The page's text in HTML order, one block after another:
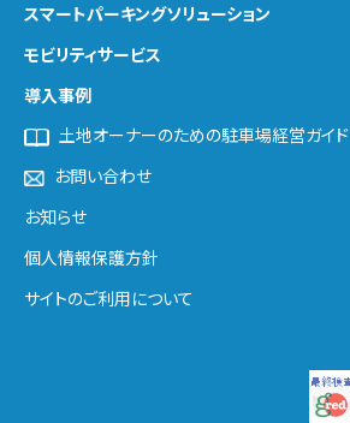
スマートパーキングソリューション
モビリティサービス
導入事例
土地オーナーのための駐車場経営ガイド
お問い合わせ
お知らせ
個人情報保護方針
サイトのご利用について